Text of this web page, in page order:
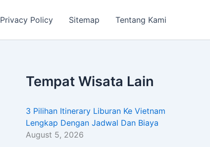
Privacy Policy Sitemap Tentang Kami
Tempat Wisata Lain
3 Pilihan Itinerary Liburan Ke Vietnam
Lengkap Dengan Jadwal Dan Biaya
August 5, 2026